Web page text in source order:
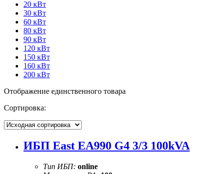
20 кВт
30 кВт
60 кВт
80 кВт
90 кВт
120 кВт
150 кВт
160 кВт
200 кВт
Отображение единственного товара
Сортировка:
ИБП East EA990 G4 3/3 100kVA
Тип ИБП: online